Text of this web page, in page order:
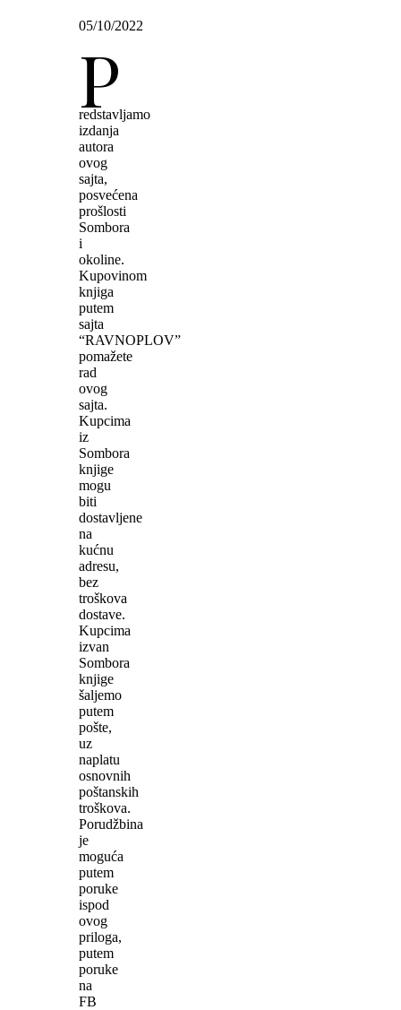
05/10/2022
P
redstavljamo
izdanja
autora
ovog
sajta,
posvećena
prošlosti
Sombora
i
okoline.
Kupovinom
knjiga
putem
sajta
“RAVNOPLOV”
pomažete
rad
ovog
sajta.
Kupcima
iz
Sombora
knjige
mogu
biti
dostavljene
na
kućnu
adresu,
bez
troškova
dostave.
Kupcima
izvan
Sombora
knjige
šaljemo
putem
pošte,
uz
naplatu
osnovnih
poštanskih
troškova.
Porudžbina
je
moguća
putem
poruke
ispod
ovog
priloga,
putem
poruke
na
FB